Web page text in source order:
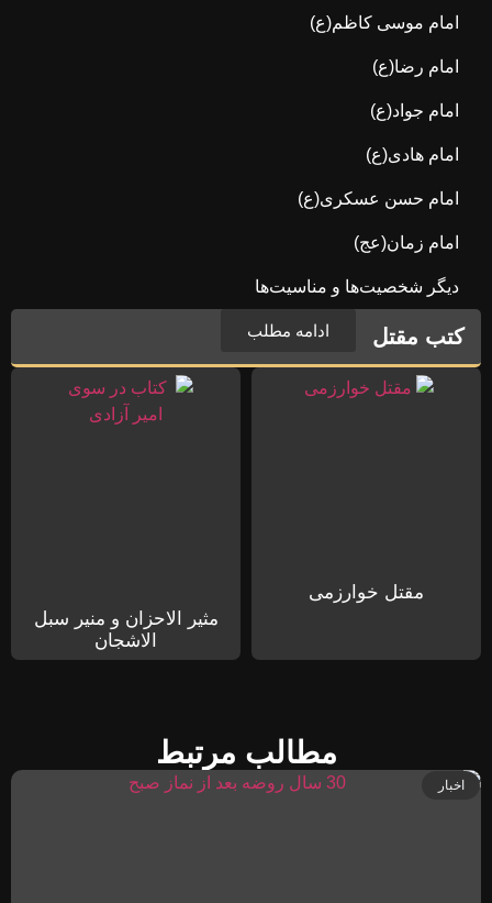
امام موسی کاظم(ع)
امام رضا(ع)
امام جواد(ع)
امام هادی(ع)
امام حسن عسکری(ع)
امام زمان(عج)
دیگر شخصیت‌ها و مناسیت‌ها
کتب مقتل ادامه مطلب
مقتل خوارزمی
مثیر الاحزان و منیر سبل
الاشجان
مطالب مرتبط
اخبار